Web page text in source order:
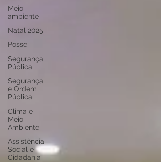
Meio
ambiente
Natal 2025
Posse
Segurança
Pública
Segurança
e Ordem
Pública
Clima e
Meio
Ambiente
Assistência
Social e
Cidadania